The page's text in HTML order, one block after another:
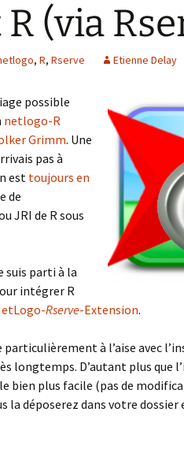
(via
, R, Rserve Etienne Delay
possible
netlogo-R
Grimm. Une
pas à
esttoujours en
de
JRI de R sous
suis parti à la
intégrer R
Rserve-Extension.
à l’aise avec
longtemps. D’autant plus que
bien plus facile (pas de
la déposerez dans votre dossier